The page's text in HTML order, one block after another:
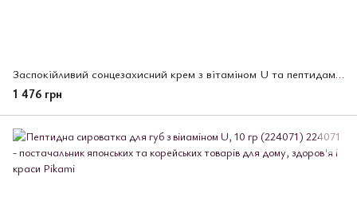
Заспокійливий сонцезахисний крем з вітаміном U та пептидами CUSKIN Vitamin U SPF 50,50 мл (224095)
1 476 грн